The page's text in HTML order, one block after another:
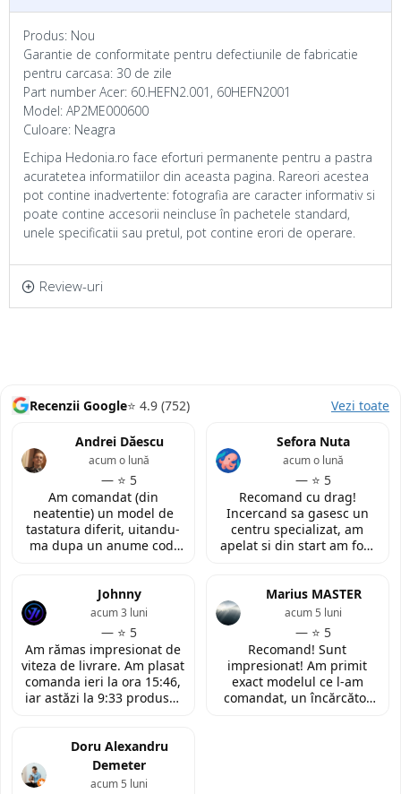
Produs: Nou
Garantie de conformitate pentru defectiunile de fabricatie
pentru carcasa: 30 de zile
Part number Acer: 60.HEFN2.001, 60HEFN2001
Model: AP2ME000600
Culoare: Neagra
Echipa Hedonia.ro face eforturi permanente pentru a pastra
acuratetea informatiilor din aceasta pagina. Rareori acestea
pot contine inadvertente: fotografia are caracter informativ si
poate contine accesorii neincluse în pachetele standard,
unele specificatii sau pretul, pot contine erori de operare.
Review-uri
Recenzii Google⭐ 4.9 (752) Vezi toate
Andrei Dăescu
— ⭐ 5
acum o lună
Am comandat (din
neatentie) un model de
tastatura diferit, uitandu-
ma dupa un anume cod.
contactat in urma cererii
de retur si mi-au oferit
modelul potrivit de
tastatura pentru repararea
laptopului. Nu am ce
reprosa! Serviciu prompt si
de incredere!
Sefora Nuta
— ⭐ 5
acum o lună
Recomand cu drag!
Incercand sa gasesc un
centru specializat, am
apelat si din start am fost
fata locului, am fost placut
impresionata de
amabilitatea si priceperea
personalului. Multumesc
tare mult pentru ajutorul
oferit!
Johnny
— ⭐ 5
acum 3 luni
Am rămas impresionat de
viteza de livrare. Am plasat
comanda ieri la ora 15:46,
iar astăzi la 9:33 produsul
exact conform descrierii,
ambalată corespunzător și
la un preț foarte
Marius MASTER
— ⭐ 5
acum 5 luni
Recomand! Sunt
impresionat! Am primit
exact modelul ce l-am
comandat, un încărcător
Doru Alexandru
Demeter
acum 5 luni